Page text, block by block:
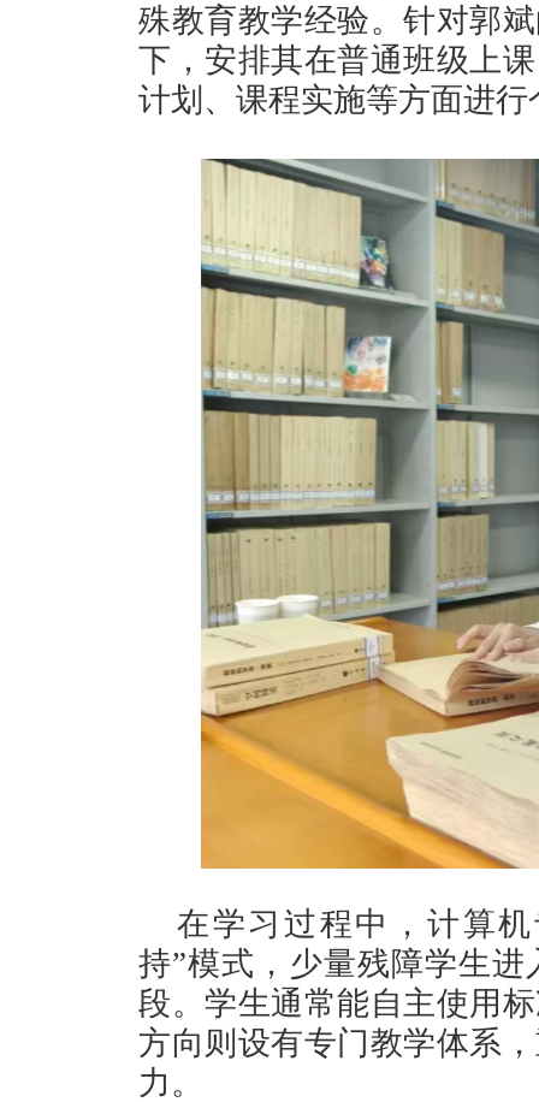
殊教育教学经验。针对郭
下，安排其在普通班级上
计划、课程实施等方面进
在学习过程中，计算
持”模式，少量残障学生
段。学生通常能自主使用
方向则设有专门教学体系
力。